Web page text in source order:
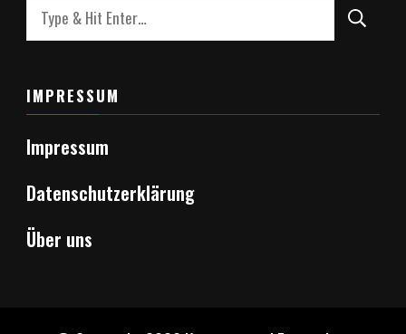
Looking
for
IMPRESSUM
Impressum
Datenschutzerklärung
Über uns